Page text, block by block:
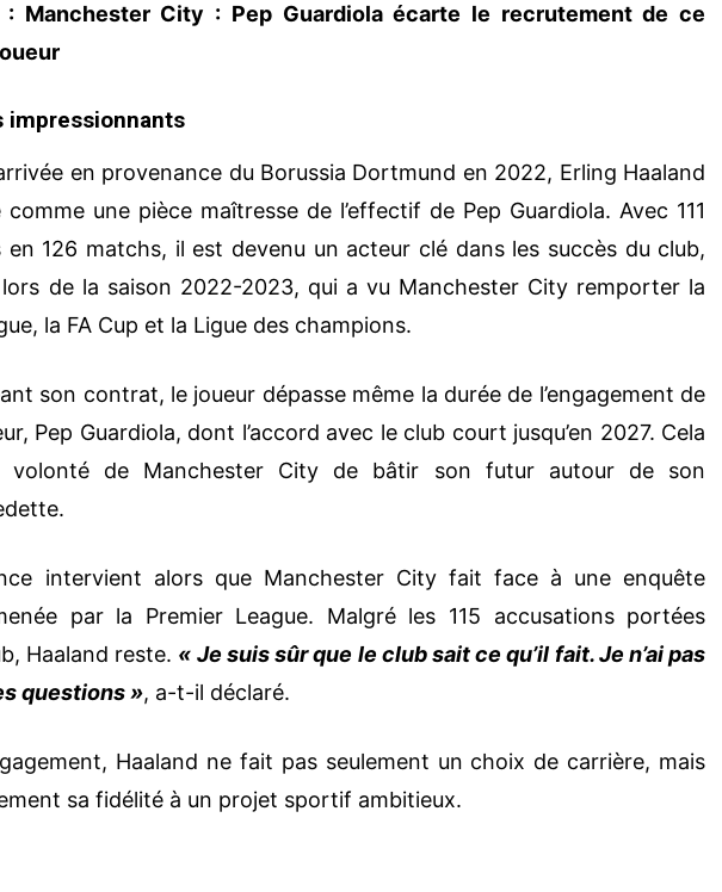
: Manchester City : Pep Guardiola écarte le recrutement de ce
impressionnants
en provenance du Borussia Dortmund en 2022, Erling Haaland
comme une pièce maîtresse de l’effectif de Pep Guardiola. Avec 111
126 matchs, il est devenu un acteur clé dans les succès du club,
de la saison 2022-2023, qui a vu Manchester City remporter la
la FA Cup et la Ligue des champions.
son contrat, le joueur dépasse même la durée de l’engagement de
Pep Guardiola, dont l’accord avec le club court jusqu’en 2027. Cela
volonté de Manchester City de bâtir son futur autour de son
intervient alors que Manchester City fait face à une enquête
par la Premier League. Malgré les 115 accusations portées
Haaland reste. « Je suis sûr que le club sait ce qu’il fait. Je n’ai pas
questions », a-t-il déclaré.
Haaland ne fait pas seulement un choix de carrière, mais
sa fidélité à un projet sportif ambitieux.